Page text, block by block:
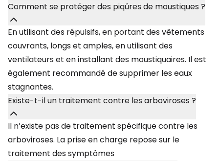
Comment se protéger des piqûres de moustiques ?
En utilisant des répulsifs, en portant des vêtements
couvrants, longs et amples, en utilisant des
ventilateurs et en installant des moustiquaires. Il est
également recommandé de supprimer les eaux
stagnantes.
Existe-t-il un traitement contre les arboviroses ?
Il n’existe pas de traitement spécifique contre les
arboviroses. La prise en charge repose sur le
traitement des symptômes